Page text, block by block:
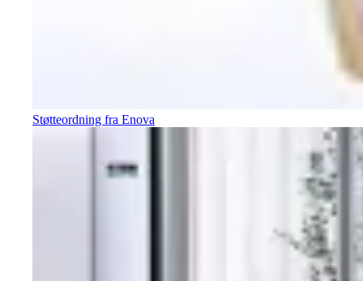
Støtteordning fra Enova